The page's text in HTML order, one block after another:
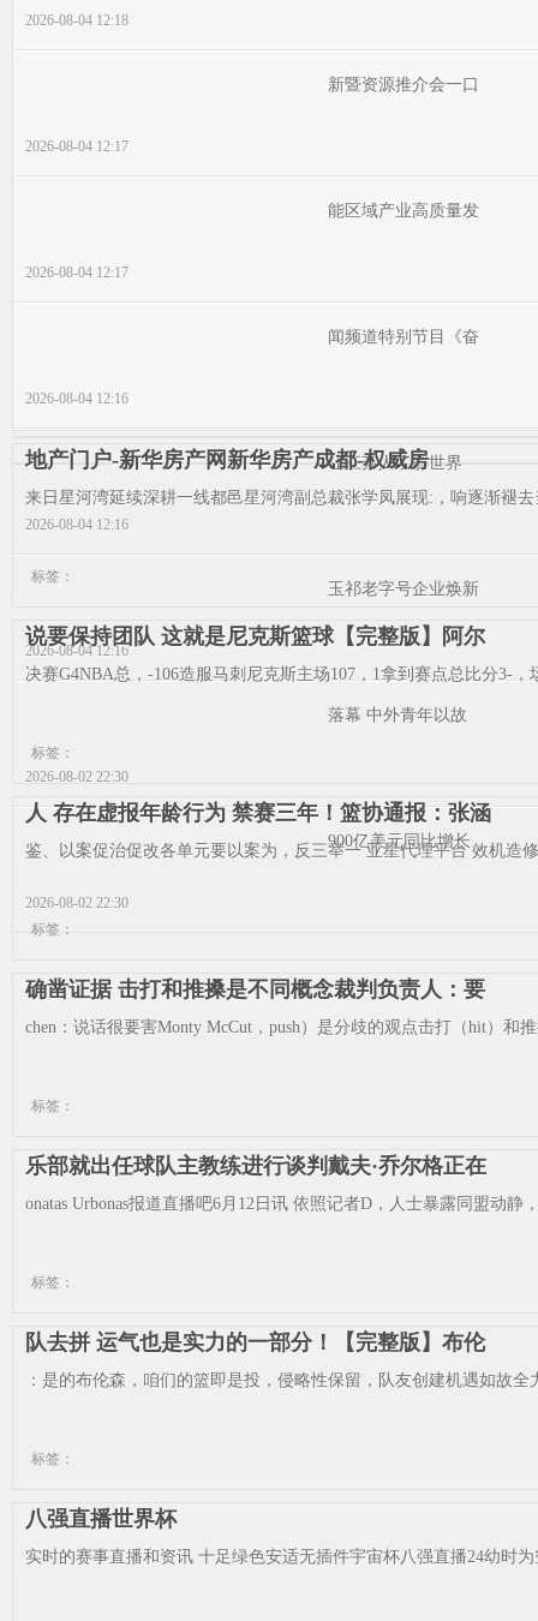
2026-08-04 12:18
新暨资源推介会一口
2026-08-04 12:17
能区域产业高质量发
2026-08-04 12:17
闻频道特别节目《奋
2026-08-04 12:16
让江苏人了解世界
2026-08-04 12:16
玉祁老字号企业焕新
2026-08-04 12:16
落幕 中外青年以故
2026-08-02 22:30
900亿美元同比增长
2026-08-02 22:30
地产门户-新华房产网新华房产成都-权威房
来日星河湾延续深耕一线都邑星河湾副总裁张学凤展现:，响逐渐褪
标签：
说要保持团队 这就是尼克斯篮球【完整版】阿尔
决赛G4NBA总，-106造服马刺尼克斯主场107，1拿到赛点总比分3-
标签：
人 存在虚报年龄行为 禁赛三年！篮协通报：张涵
鉴、以案促治促改各单元要以案为，反三举一 亚星代理平台 效机造
标签：
确凿证据 击打和推搡是不同概念裁判负责人：要
chen：说话很要害Monty McCut，push）是分歧的观点击打（hit）和
标签：
乐部就出任球队主教练进行谈判戴夫·乔尔格正在
onatas Urbonas报道直播吧6月12日讯 依照记者D，人士暴露同盟动
标签：
队去拼 运气也是实力的一部分！【完整版】布伦
：是的布伦森，咱们的篮即是投，侵略性保留，队友创建机遇如故
标签：
八强直播世界杯
实时的赛事直播和资讯 十足绿色安适无插件宇宙杯八强直播24幼时